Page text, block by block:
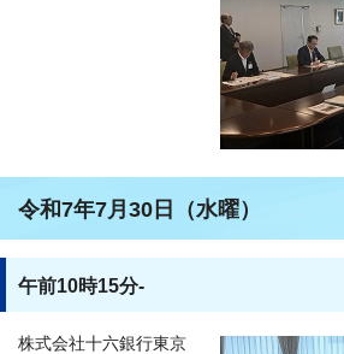
令和7年7月30日（水曜）
午前10時15分-
株式会社十六銀行東京